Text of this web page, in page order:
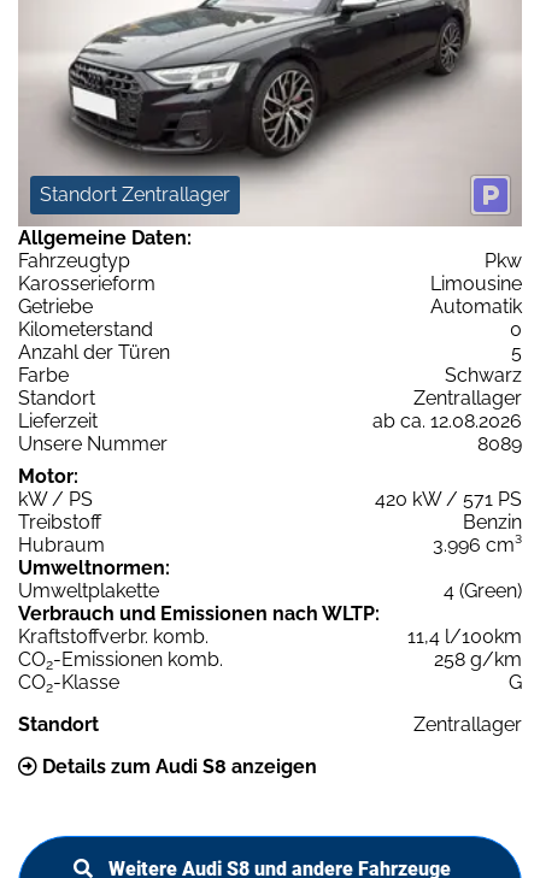
Standort Zentrallager
Allgemeine Daten:
Fahrzeugtyp
Pkw
Karosserieform
Limousine
Getriebe
Automatik
Kilometerstand
0
Anzahl der Türen
5
Farbe
Schwarz
Standort
Zentrallager
Lieferzeit
ab ca. 12.08.2026
Unsere Nummer
8089
Motor:
kW / PS
420 kW / 571 PS
Treibstoff
Benzin
Hubraum
3.996 cm³
Umweltnormen:
Umweltplakette
4 (Green)
Verbrauch und Emissionen nach WLTP:
Kraftstoffverbr. komb.
11,4 l/100km
CO2-Emissionen komb.
258 g/km
CO2-Klasse
G
Standort
Zentrallager
Details zum Audi S8 anzeigen
Weitere Audi S8 und andere Fahrzeuge